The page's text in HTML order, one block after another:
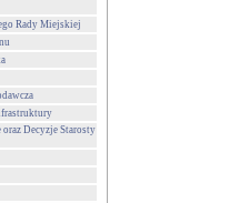
Rady Miejskiej
Decyzje Starosty